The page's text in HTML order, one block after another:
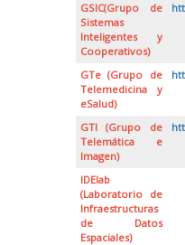
GSIC(Grupo de
Sistemas
Inteligentes y
Cooperativos)
GTe (Grupo de
Telemedicina y
eSalud)
GTI (Grupo de
Telemática e
Imagen)
IDElab
(Laboratorio de
Infraestructuras
de Datos
Espaciales)